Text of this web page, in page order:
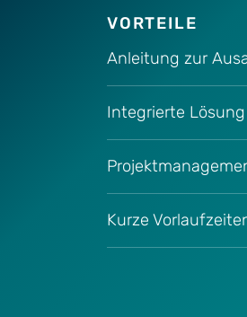
VORTEILE
Anleitung zur
Integrierte Lösung
Kurze